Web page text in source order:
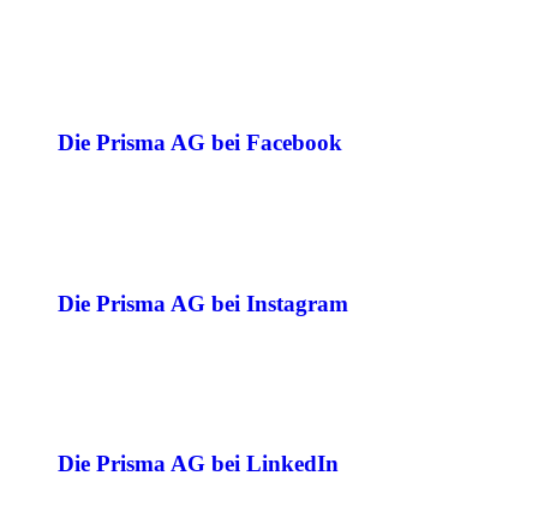
Die Prisma AG bei Facebook
Die Prisma AG bei Instagram
Die Prisma AG bei LinkedIn